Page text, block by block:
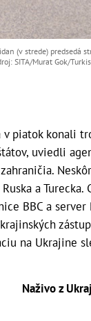
(v strede) predsedá
SITA/Murat Gok/
v piatok konali
uviedli
a
BBC a
na Ukrajine
Naživo z